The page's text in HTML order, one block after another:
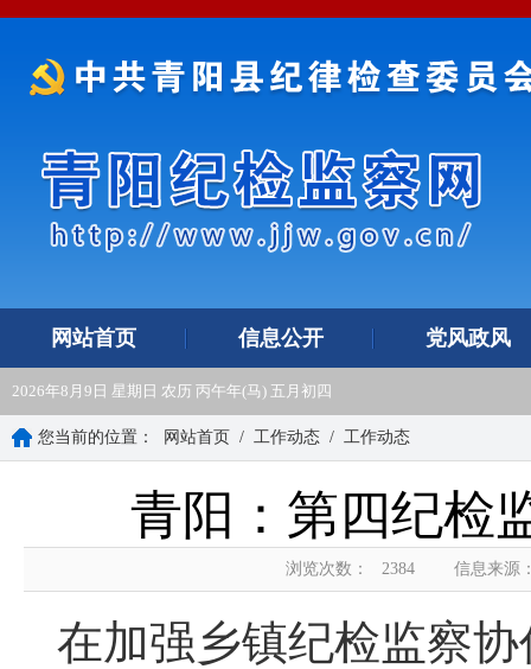
网站首页 信息公开 党风政风
2026年8月9日 星期日 农历 丙午年(马) 五月初四
您当前的位置： 网站首页 / 工作动态 / 工作动态
青阳：第四纪检
浏览次数： 2384 信息来源
在加强乡镇纪检监察